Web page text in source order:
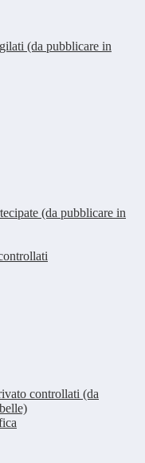
(da pubblicare in
(da pubblicare in
controllati (da